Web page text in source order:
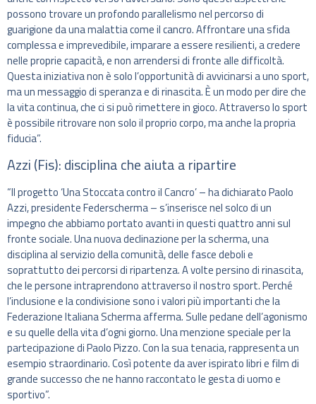
possono trovare un profondo parallelismo nel percorso di
guarigione da una malattia come il cancro. Affrontare una sfida
complessa e imprevedibile, imparare a essere resilienti, a credere
nelle proprie capacità, e non arrendersi di fronte alle difficoltà.
Questa iniziativa non è solo l’opportunità di avvicinarsi a uno sport,
ma un messaggio di speranza e di rinascita. È un modo per dire che
la vita continua, che ci si può rimettere in gioco. Attraverso lo sport
è possibile ritrovare non solo il proprio corpo, ma anche la propria
fiducia”.
Azzi (Fis): disciplina che aiuta a ripartire
“Il progetto ‘Una Stoccata contro il Cancro’ – ha dichiarato Paolo
Azzi, presidente Federscherma – s’inserisce nel solco di un
impegno che abbiamo portato avanti in questi quattro anni sul
fronte sociale. Una nuova declinazione per la scherma, una
disciplina al servizio della comunità, delle fasce deboli e
soprattutto dei percorsi di ripartenza. A volte persino di rinascita,
che le persone intraprendono attraverso il nostro sport. Perché
l’inclusione e la condivisione sono i valori più importanti che la
Federazione Italiana Scherma afferma. Sulle pedane dell’agonismo
e su quelle della vita d’ogni giorno. Una menzione speciale per la
partecipazione di Paolo Pizzo. Con la sua tenacia, rappresenta un
esempio straordinario. Così potente da aver ispirato libri e film di
grande successo che ne hanno raccontato le gesta di uomo e
sportivo”.